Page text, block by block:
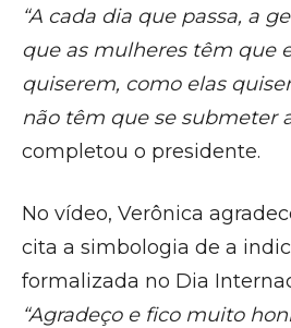
“A cada dia que passa, a
que as mulheres têm que
quiserem, como elas
não têm que se submeter
completou o presidente.
No vídeo, Verônica
cita a simbologia de a
formalizada no Dia
“Agradeço e fico muito